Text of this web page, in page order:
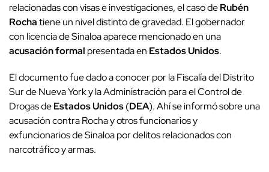
relacionadas con visas e investigaciones, el caso deRubén
Rochatiene un nivel distinto de gravedad. El gobernador
con licencia de Sinaloa aparece mencionado en una
acusación formal presentada en Estados Unidos.
El documento fue dado a conocer por la Fiscalía del Distrito
Sur de Nueva York y la Administración para el Control de
Drogas deEstados Unidos(DEA). Ahí se informó sobre una
acusación contra Rocha y otros funcionarios y
exfuncionarios de Sinaloa por delitos relacionados con
narcotráfico y armas.